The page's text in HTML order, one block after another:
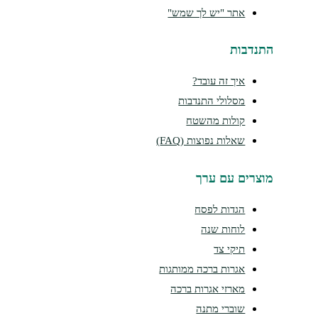
אתר "יש לך שמש"
איך זה עובד?
מסלולי התנדבות
קולות מהשטח
שאלות נפוצות (FAQ)
עם ערך
הגדות לפסח
אגרות ברכה ממותגות
מארזי אגרות ברכה
שוברי מתנה